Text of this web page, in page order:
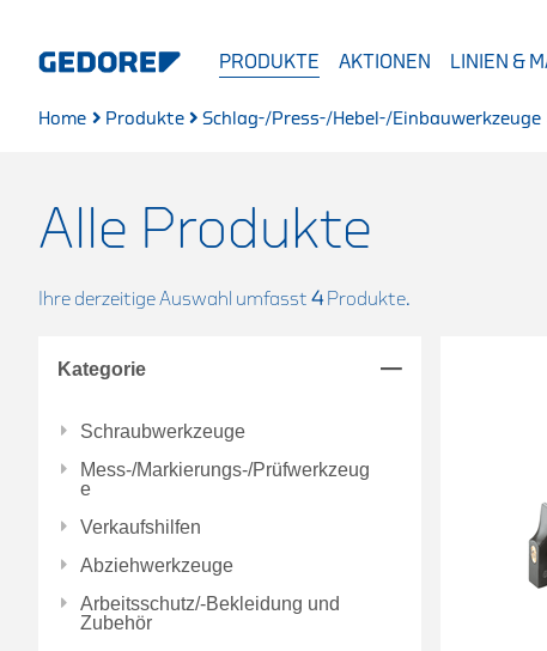
PRODUKTE AKTIONEN LINIEN &
Home Produkte Schlag-/Press-/Hebel-/Einbauwerkzeuge
Alle Produkte
Ihre derzeitige Auswahl umfasst 4Produkte.
Kategorie
Schraubwerkzeuge
Mess-/Markierungs-/Prüfwerkzeug
e
Verkaufshilfen
Abziehwerkzeuge
Arbeitsschutz/-Bekleidung und
Zubehör